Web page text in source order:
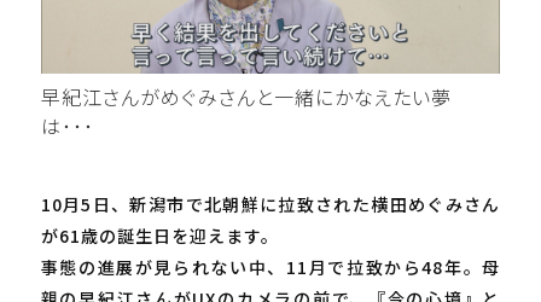
早紀江さんがめぐみさんと一緒にかなえたい夢
は･･･
10月5日、新潟市で北朝鮮に拉致された横田めぐみさん
が61歳の誕生日を迎えます。
事態の進展が見られない中、11月で拉致から48年。母